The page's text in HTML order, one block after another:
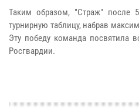
Таким образом, "Страж" после
турнирную таблицу, набрав
Эту победу команда посвятила
Росгвардии.